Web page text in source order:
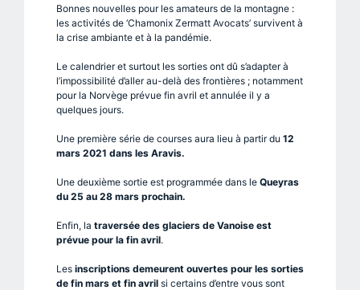
Bonnes nouvelles pour les amateurs de la montagne :
les activités de ‘Chamonix Zermatt Avocats’ survivent à
la crise ambiante et à la pandémie.
Le calendrier et surtout les sorties ont dû s’adapter à
l’impossibilité d’aller au-delà des frontières ; notamment
pour la Norvège prévue fin avril et annulée il y a
quelques jours.
Une première série de courses aura lieu à partir du 12
mars 2021 dans les Aravis.
Une deuxième sortie est programmée dans le Queyras
du 25 au 28 mars prochain.
Enfin, la traversée des glaciers de Vanoise est
prévue pour la fin avril.
Les inscriptions demeurent ouvertes pour les sorties
de fin mars et fin avril si certains d’entre vous sont